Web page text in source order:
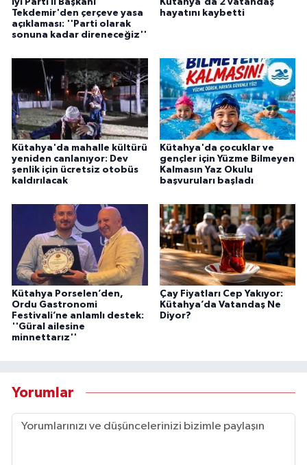
İyi Parti İl Başkanı
Tekdemir'den çerçeve yasa
açıklaması: ''Parti olarak
sonuna kadar direneceğiz''
Kütahya'da 2 vatandaş
hayatını kaybetti
Kütahya'da mahalle kültürü
yeniden canlanıyor: Dev
şenlik için ücretsiz otobüs
kaldırılacak
Kütahya'da çocuklar ve
gençler için Yüzme Bilmeyen
Kalmasın Yaz Okulu
başvuruları başladı
Kütahya Porselen’den,
Ordu Gastronomi
Festivali’ne anlamlı destek:
''Güral ailesine
minnettarız''
Çay Fiyatları Cep Yakıyor:
Kütahya’da Vatandaş Ne
Diyor?
Yorumlar